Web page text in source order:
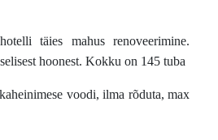
täies mahus renoveerimine.
hoonest. Kokku on 145 tuba
voodi, ilma rõduta, max